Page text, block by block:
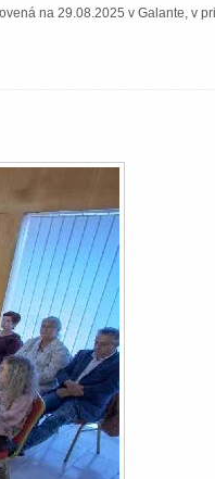
na 29.08.2025 v Galante, v